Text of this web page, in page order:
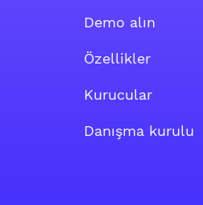
linki
grubu linki
sosyal grubu linki
Demo alın
Özellikler
Kurucular
Danışma kurulu